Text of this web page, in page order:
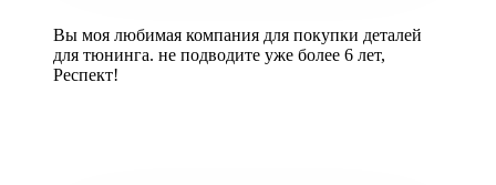
Вы моя любимая компания для покупки деталей
для тюнинга. не подводите уже более 6 лет,
Респект!